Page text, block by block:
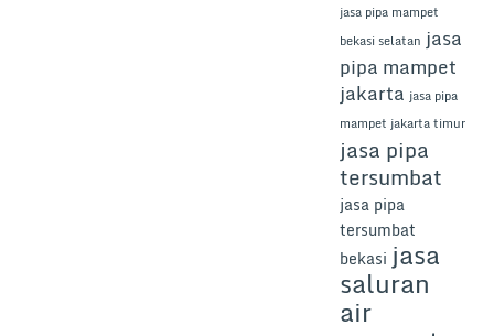
jasa pipa mampet
bekasi selatan jasa
pipa mampet
jakarta jasa pipa
mampet jakarta timur
jasa pipa
tersumbat
jasa pipa
tersumbat
bekasi jasa
saluran
air